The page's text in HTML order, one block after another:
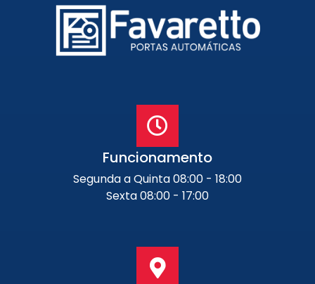
Funcionamento
Segunda a Quinta 08:00 - 18:00
Sexta 08:00 - 17:00